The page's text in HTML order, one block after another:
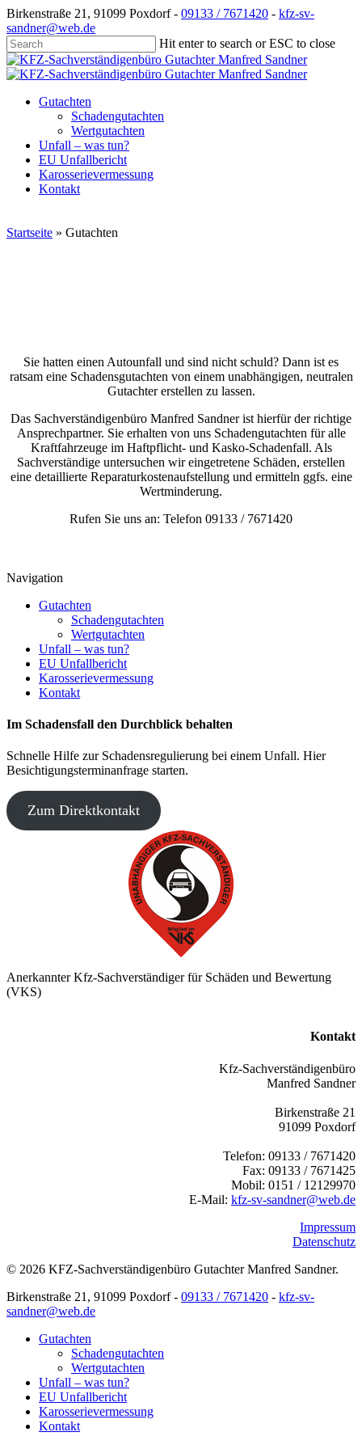
Skip
to
main
content
Birkenstraße 21, 91099 Poxdorf - 09133 / 7671420 - kfz-sv-
sandner@web.de
Hit enter to search or ESC to close
Close
Search
Menu
Gutachten
Schadengutachten
Wertgutachten
Unfall – was tun?
EU Unfallbericht
Karosserievermessung
Kontakt
Startseite » Gutachten
Sie hatten einen Autounfall und sind nicht schuld? Dann ist es
ratsam eine Schadensgutachten von einem unabhängigen, neutralen
Gutachter erstellen zu lassen.
Das Sachverständigenbüro Manfred Sandner ist hierfür der richtige
Ansprechpartner. Sie erhalten von uns Schadengutachten für alle
Kraftfahrzeuge im Haftpflicht- und Kasko-Schadenfall. Als
Sachverständige untersuchen wir eingetretene Schäden, erstellen
eine detaillierte Reparaturkostenaufstellung und ermitteln ggfs. eine
Wertminderung.
Rufen Sie uns an: Telefon 09133 / 7671420
Navigation
Gutachten
Schadengutachten
Wertgutachten
Unfall – was tun?
EU Unfallbericht
Karosserievermessung
Kontakt
Im Schadensfall den Durchblick behalten
Schnelle Hilfe zur Schadensregulierung bei einem Unfall. Hier
Besichtigungsterminanfrage starten.
Zum Direktkontakt
Anerkannter Kfz-Sachverständiger für Schäden und Bewertung
(VKS)
Kontakt
Kfz-Sachverständigenbüro
Manfred Sandner
Birkenstraße 21
91099 Poxdorf
Telefon: 09133 / 7671420
Fax: 09133 / 7671425
Mobil: 0151 / 12129970
E-Mail: kfz-sv-sandner@web.de
Impressum
Datenschutz
© 2026 KFZ-Sachverständigenbüro Gutachter Manfred Sandner.
Close
Menu
Birkenstraße 21, 91099 Poxdorf - 09133 / 7671420 - kfz-sv-
sandner@web.de
Gutachten
Schadengutachten
Wertgutachten
Unfall – was tun?
EU Unfallbericht
Karosserievermessung
Kontakt